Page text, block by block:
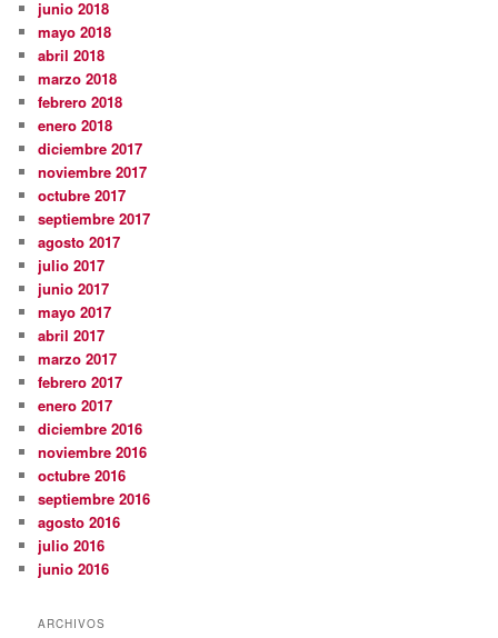
junio 2018
mayo 2018
abril 2018
marzo 2018
febrero 2018
enero 2018
diciembre 2017
noviembre 2017
octubre 2017
septiembre 2017
agosto 2017
julio 2017
junio 2017
mayo 2017
abril 2017
marzo 2017
febrero 2017
enero 2017
diciembre 2016
noviembre 2016
octubre 2016
septiembre 2016
agosto 2016
julio 2016
junio 2016
ARCHIVOS